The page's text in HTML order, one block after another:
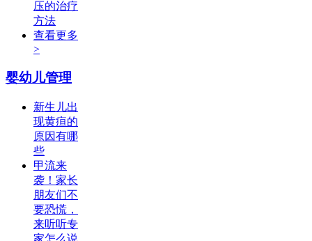
压的治疗
方法
查看更多
>
婴幼儿管理
新生儿出
现黄疸的
原因有哪
些
甲流来
袭！家长
朋友们不
要恐慌，
来听听专
家怎么说